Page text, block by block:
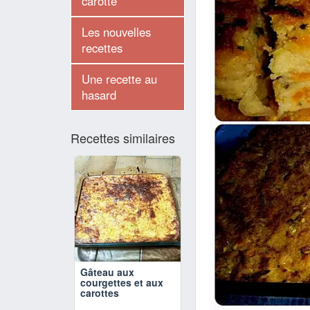
Les nouvelles
recettes
Une recette au
hasard
Recettes similaires
Gâteau aux
courgettes et aux
carottes